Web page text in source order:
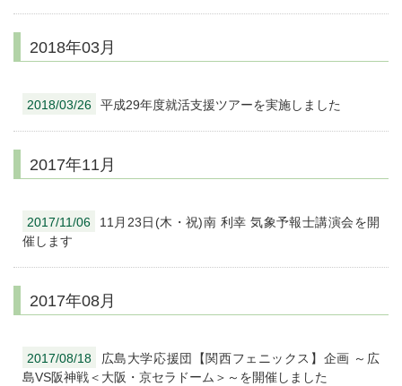
2018年03月
2018/03/26 平成29年度就活支援ツアーを実施しました
2017年11月
2017/11/06
11月23日(木・祝)南 利幸 気象予報士講演会を開
催します
2017年08月
2017/08/18
広島大学応援団【関西フェニックス】企画 ～広
島VS阪神戦＜大阪・京セラドーム＞～を開催しました